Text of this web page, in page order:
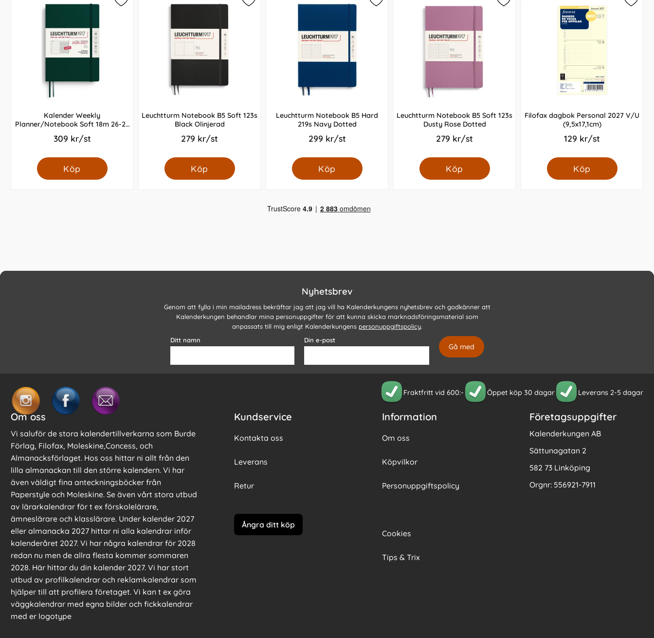
Kalender Weekly
Planner/Notebook Soft 18m 26-27
A5 Forest Green
309 kr/st
Köp
Leuchtturm Notebook B5 Soft 123s
Black Olinjerad
279 kr/st
Köp
Leuchtturm Notebook B5 Hard
219s Navy Dotted
299 kr/st
Köp
Leuchtturm Notebook B5 Soft 123s
Dusty Rose Dotted
279 kr/st
Köp
Filofax dagbok Personal 2027 V/U
(9,5x17,1cm)
129 kr/st
Köp
Nyhetsbrev
Genom att fylla i min mailadress bekräftar jag att jag vill ha Kalenderkungens nyhetsbrev och godkänner att
Kalenderkungen behandlar mina personuppgifter för att kunna skicka marknadsföringsmaterial som
anpassats till mig enligt Kalenderkungens personuppgiftspolicy.
Ditt namn
Din e-post
Fraktfritt vid 600:- Öppet köp 30 dagar Leverans 2-5 dagar
Om oss
Vi saluför de stora kalendertillverkarna som Burde
Förlag, Filofax, Moleskine,Concess, och
Almanacksförlaget. Hos oss hittar ni allt från den
lilla almanackan till den större kalendern. Vi har
även väldigt fina anteckningsböcker från
Paperstyle och Moleskine. Se även vårt stora utbud
av lärarkalendrar för t ex förskolelärare,
ämneslärare och klasslärare. Under kalender 2027
eller almanacka 2027 hittar ni alla kalendrar inför
kalenderåret 2027. Vi har några kalendrar för 2028
redan nu men de allra flesta kommer sommaren
2028. Här hittar du din kalender 2027. Vi har stort
utbud av profilkalendrar och reklamkalendrar som
hjälper till att profilera företaget. Vi kan t ex göra
väggkalendrar med egna bilder och fickkalendrar
med er logotype
Kundservice
Kontakta oss
Leverans
Retur
Ångra ditt köp
Information
Om oss
Köpvilkor
Personuppgiftspolicy
Cookies
Tips & Trix
Företagsuppgifter
Kalenderkungen AB
Sättunagatan 2
582 73 Linköping
Orgnr: 556921-7911